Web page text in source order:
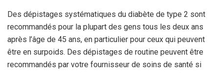
Des dépistages systématiques du diabète de type 2 sont
recommandés pour la plupart des gens tous les deux ans
après l’âge de 45 ans, en particulier pour ceux qui peuvent
être en surpoids. Des dépistages de routine peuvent être
recommandés par votre fournisseur de soins de santé si